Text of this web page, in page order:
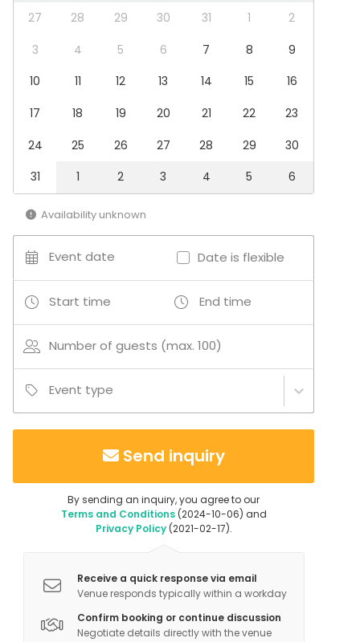
27 28 29 30 31 1
2
3
4 5 6 7 8
9
10
11 12 13 14 15
16
17
18 19 20 21 22
23
24
25 26 27 28 29
30
31
1 2 3 4 5 6
Availability unknown
Event date Date is flexible
Start time End time
Number of guests (max. 100)
Event type
Send inquiry
By sending an inquiry, you agree to our
Terms and Conditions(2024-10-06) and
Privacy Policy(2021-02-17).
Receive a quick response via email
Venue responds typically within a workday
Confirm booking or continue discussion
Negotiate details directly with the venue